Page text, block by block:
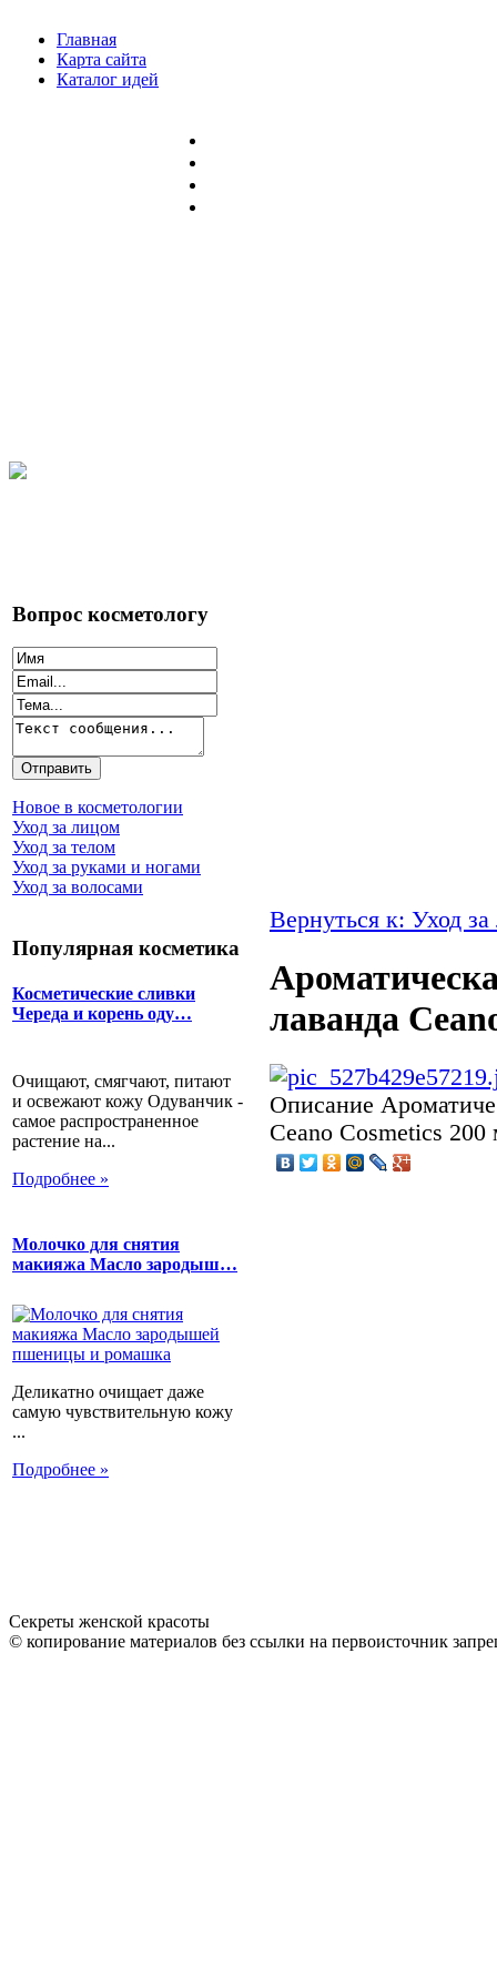
Главная
Карта сайта
Каталог идей
Вопрос косметологу
Новое в косметологии
Уход за лицом
Уход за телом
Уход за руками и ногами
Уход за волосами
Популярная косметика
Косметические сливки
Череда и корень оду…
Очищают, смягчают, питают
и освежают кожу Одуванчик -
самое распространенное
растение на...
Подробнее »
Молочко для снятия
макияжа Масло зародыш…
Деликатно очищает даже
самую чувствительную кожу
...
Подробнее »
Вернуться к: Уход
лаванда
Описание
Ceano Cosmetics 200
Секреты женской красоты
© копирование материалов без ссылки на первоисточник